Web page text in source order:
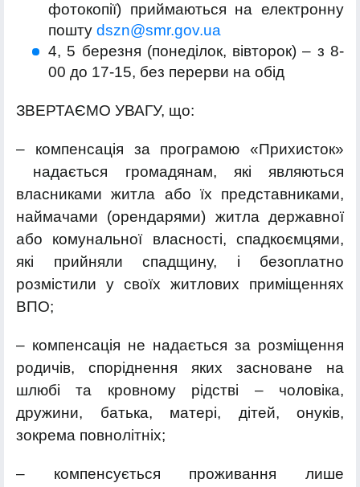
фотокопії) приймаються на електронну
пошту dszn@smr.gov.ua
4, 5 березня (понеділок, вівторок) – з 8-
00 до 17-15, без перерви на обід
ЗВЕРТАЄМО УВАГУ, що:
– компенсація за програмою «Прихисток»
надається громадянам, які являються
власниками житла або їх представниками,
наймачами (орендарями) житла державної
або комунальної власності, спадкоємцями,
які прийняли спадщину, і безоплатно
розмістили у своїх житлових приміщеннях
ВПО;
– компенсація не надається за розміщення
родичів, споріднення яких засноване на
шлюбі та кровному рідстві – чоловіка,
дружини, батька, матері, дітей, онуків,
зокрема повнолітніх;
– компенсується проживання лише